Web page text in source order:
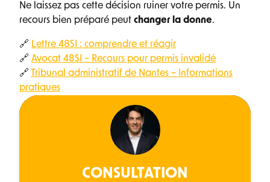
Ne laissez pas cette décision ruiner votre permis. Un
recours bien préparé peut changer la donne.
🔗 Lettre 48SI : comprendre et réagir
🔗 Avocat 48SI – Recours pour permis invalidé
🔗
Tribunal administratif de Nantes – Informations
pratiques
CONSULTATION